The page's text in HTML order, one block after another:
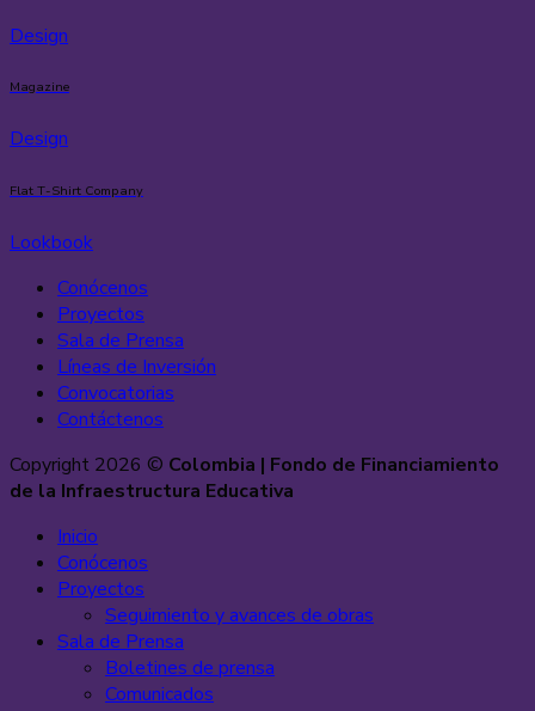
Design
Magazine
Design
Flat T-Shirt Company
Lookbook
Conócenos
Proyectos
Sala de Prensa
Líneas de Inversión
Convocatorias
Contáctenos
Copyright 2026 © Colombia | Fondo de Financiamiento
de la Infraestructura Educativa
Inicio
Conócenos
Proyectos
Seguimiento y avances de obras
Sala de Prensa
Boletines de prensa
Comunicados